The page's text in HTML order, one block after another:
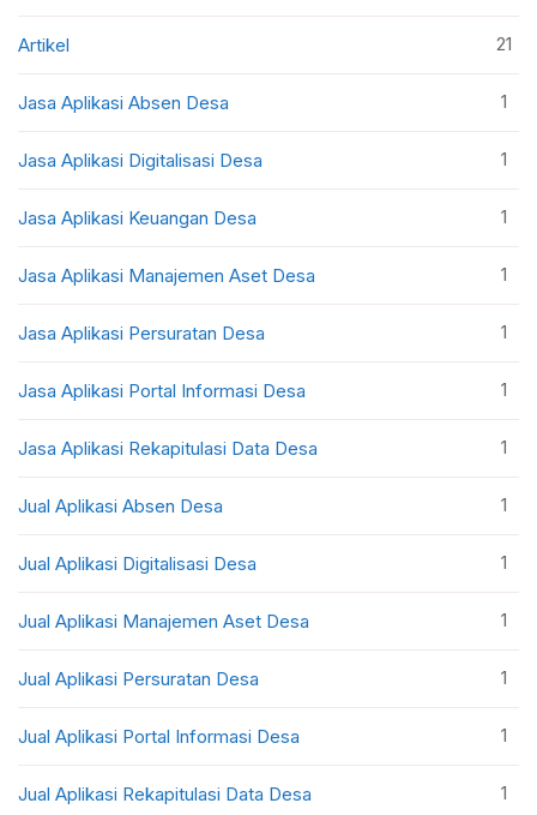
Artikel 21
Jasa Aplikasi Absen Desa 1
Jasa Aplikasi Digitalisasi Desa 1
Jasa Aplikasi Keuangan Desa 1
Jasa Aplikasi Manajemen Aset Desa 1
Jasa Aplikasi Persuratan Desa 1
Jasa Aplikasi Portal Informasi Desa 1
Jasa Aplikasi Rekapitulasi Data Desa 1
Jual Aplikasi Absen Desa 1
Jual Aplikasi Digitalisasi Desa 1
Jual Aplikasi Manajemen Aset Desa 1
Jual Aplikasi Persuratan Desa 1
Jual Aplikasi Portal Informasi Desa 1
Jual Aplikasi Rekapitulasi Data Desa 1